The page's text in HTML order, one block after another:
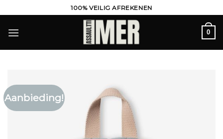
naar
inhoud
100% VEILIG AFREKENEN
0
Aanbieding!